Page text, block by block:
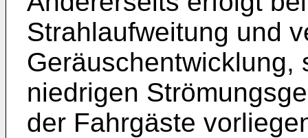
Strahlaufweitung und
Geräuschentwicklung,
niedrigen
der Fahrgäste